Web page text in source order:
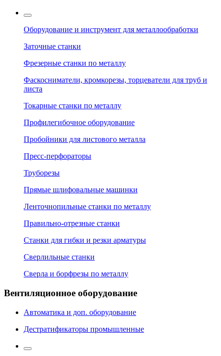
Оборудование и инструмент для металлообработки
Заточные станки
Фрезерные станки по металлу
Фаскосниматели, кромкорезы, торцеватели для труб и
листа
Токарные станки по металлу
Профилегибочное оборудование
Пробойники для листового металла
Пресс-перфораторы
Труборезы
Прямые шлифовальные машинки
Ленточнопильные станки по металлу
Правильно-отрезные станки
Станки для гибки и резки арматуры
Сверлильные станки
Сверла и борфрезы по металлу
Вентиляционное оборудование
Автоматика и доп. оборудование
Дестратификаторы промышленные